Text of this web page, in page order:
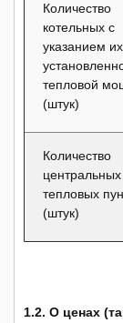
Количество
котельных с
указанием их
тепловой
(штук)
Количество
центральных
тепловых
(штук)
1.2. О ценах